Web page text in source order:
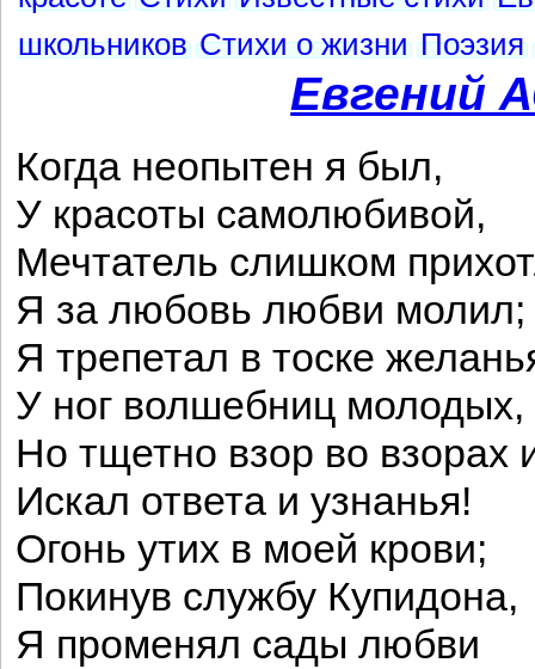
школьников Стихи о жизни Поэзия
Евгений
Когда неопытен я был,
У красоты самолюбивой,
Мечтатель слишком
Я за любовь любви молил;
Я трепетал в тоске
У ног волшебниц молодых,
Но тщетно взор во взорах
Искал ответа и узнанья!
Огонь утих в моей крови;
Покинув службу Купидона,
Я променял сады любви